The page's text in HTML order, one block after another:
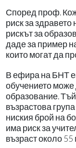
Според проф.
риск за здравето
рискът за
даде за пример
които могат да
В ефира на БНТ
обучението
образование.
възрастова
ниския брой на
има риск за
възраст около 55